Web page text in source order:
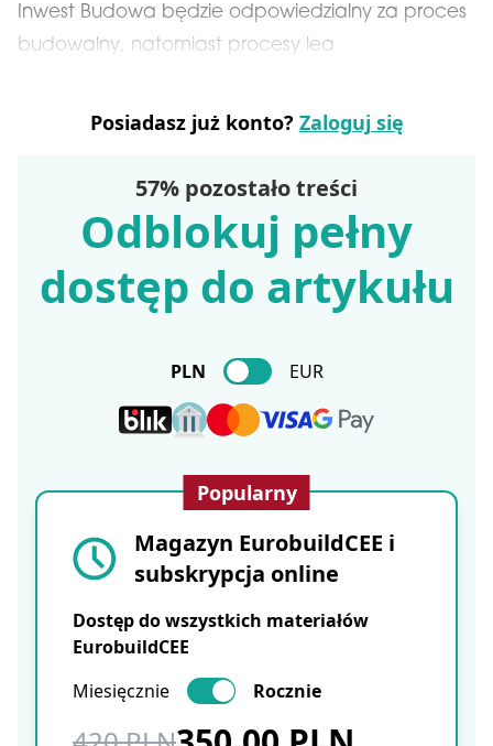
Inwest Budowa będzie odpowiedzialny za proces
budowalny, natomiast procesy lea
Posiadasz już konto? Zaloguj się
57% pozostało treści
Odblokuj pełny
dostęp do artykułu
PLN EUR
Popularny
Magazyn EurobuildCEE i
subskrypcja online
Dostęp do wszystkich materiałów
EurobuildCEE
Miesięcznie
Rocznie